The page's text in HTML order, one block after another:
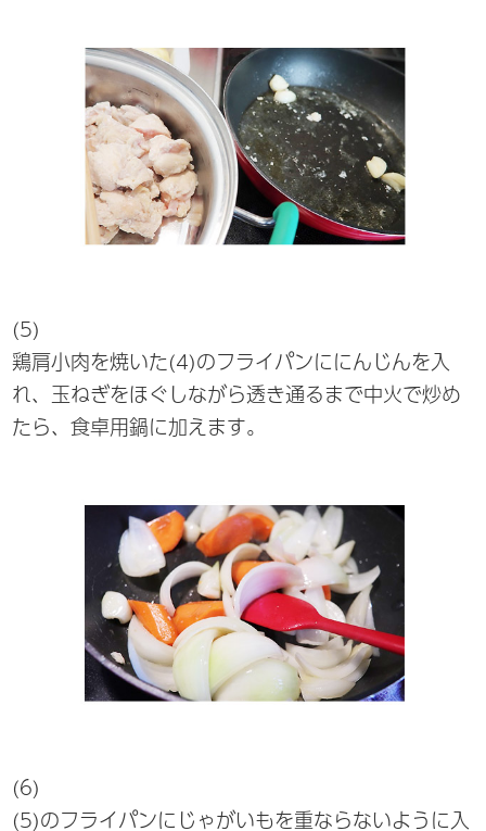
(5)
鶏肩小肉を焼いた(4)のフライパンににんじんを入
れ、玉ねぎをほぐしながら透き通るまで中火で炒め
たら、食卓用鍋に加えます。
(6)
(5)のフライパンにじゃがいもを重ならないように入